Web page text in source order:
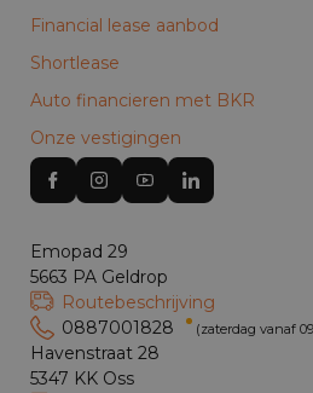
Financial lease aanbod
Shortlease
Auto financieren met BKR
Onze vestigingen
Emopad 29
5663 PA Geldrop
Routebeschrijving
0887001828
(zaterdag vanaf
Havenstraat 28
5347 KK Oss